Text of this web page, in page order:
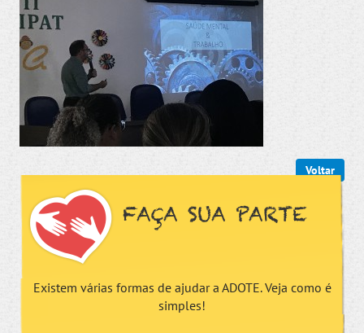
Voltar
FAÇA SUA PARTE
Existem várias formas de ajudar a ADOTE. Veja como é
simples!